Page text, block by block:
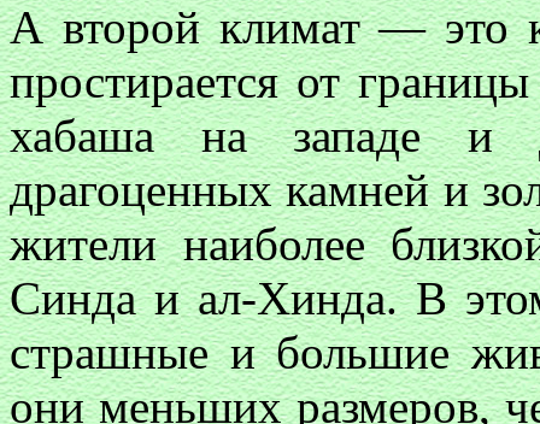
А второй климат — это
простирается от
хабаша на западе и
драгоценных камней и
жители наиболее
Синда и ал-Хинда. В
страшные и большие
они меньших размеров,